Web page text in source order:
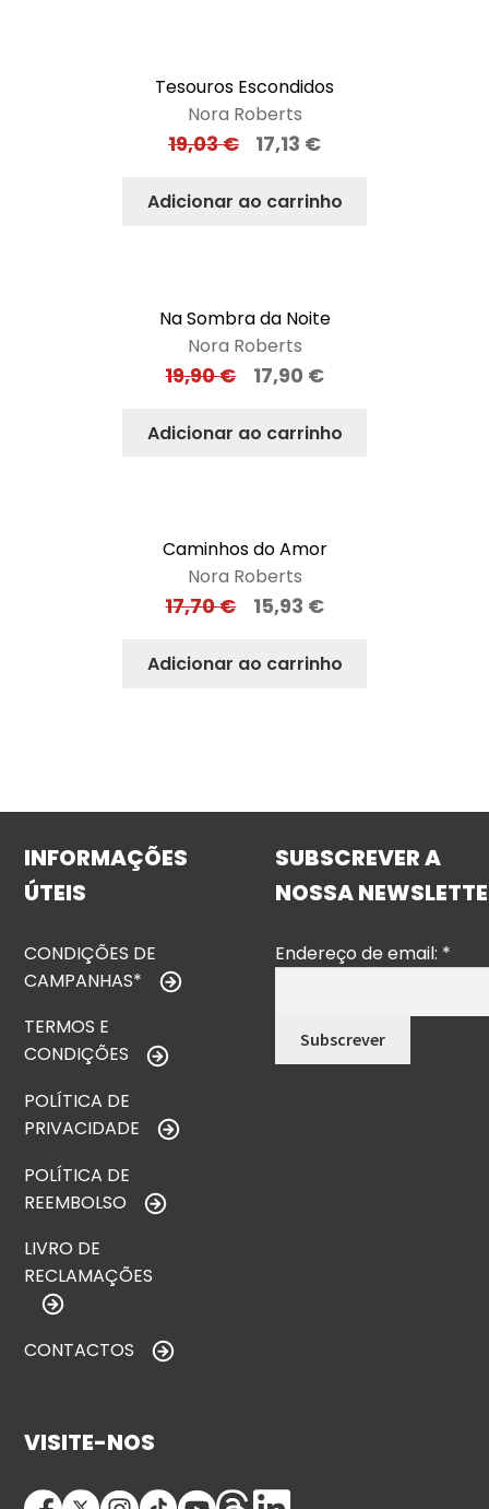
Tesouros Escondidos
Nora Roberts
19,03€ 17,13 €
Adicionar ao carrinho
Na Sombra da Noite
Nora Roberts
19,90€ 17,90 €
Adicionar ao carrinho
Caminhos do Amor
Nora Roberts
17,70€ 15,93 €
Adicionar ao carrinho
INFORMAÇÕES
ÚTEIS
CONDIÇÕES DE
CAMPANHAS*
TERMOS E
CONDIÇÕES
POLÍTICA DE
PRIVACIDADE
POLÍTICA DE
REEMBOLSO
LIVRO DE
RECLAMAÇÕES
CONTACTOS
SUBSCREVER A
NOSSA
Endereço de email: *
VISITE-NOS